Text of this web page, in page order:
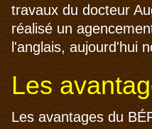
travaux du docteur
réalisé un
l'anglais, aujourd'hui
Les
Les avantages du